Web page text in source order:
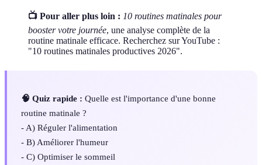
📺 Pour aller plus loin : 10 routines matinales pour
booster votre journée, une analyse complète de la
routine matinale efficace. Recherchez sur YouTube :
"10 routines matinales productives 2026".
🧠 Quiz rapide : Quelle est l'importance d'une bonne
routine matinale ?
- A) Réguler l'alimentation
- B) Améliorer l'humeur
- C) Optimiser le sommeil